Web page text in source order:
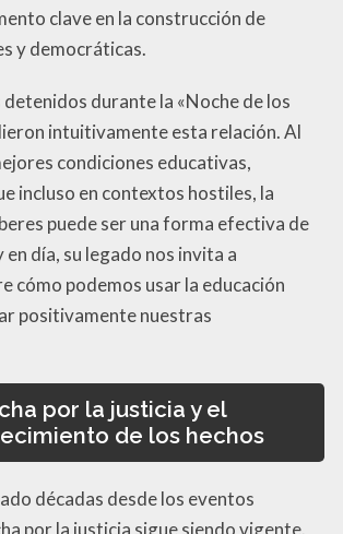
clave en la construcción de
y democráticas.
durante la «Noche de los
intuitivamente esta relación. Al
condiciones educativas,
incluso en contextos hostiles, la
puede ser una forma efectiva de
día, su legado nos invita a
cómo podemos usar la educación
positivamente nuestras
por la justicia y el
de los hechos
décadas desde los eventos
por la justicia sigue siendo vigente.